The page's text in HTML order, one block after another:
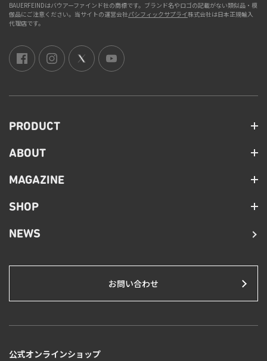
BAUERFEINDはバウアーファインド社の商標です。ブランド名やロゴの記載がない類似品・模
倣品にご注意ください。当サイトの運営会社パシフィックサプライ株式会社は日本正規輸入
代理店です。
PRODUCT
ABOUT
MAGAZINE
SHOP
NEWS
お問い合わせ
公式オンラインショップ